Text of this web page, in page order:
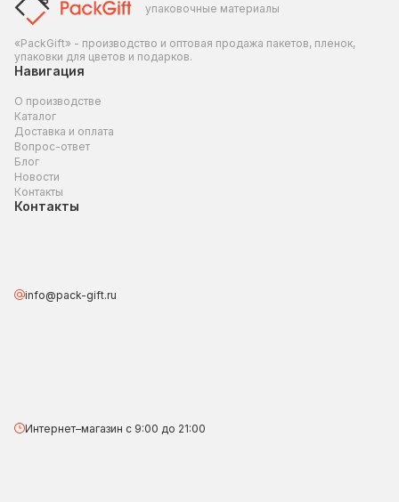
упаковочные материалы
«PackGift» - производство и оптовая продажа пакетов, пленок,
упаковки для цветов и подарков.
Навигация
О производстве
Каталог
Доставка и оплата
Вопрос-ответ
Блог
Новости
Контакты
Контакты
info@pack-gift.ru
Интернет–магазин с 9:00 до 21:00